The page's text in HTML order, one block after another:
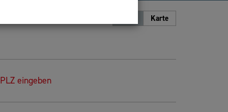
Karte
eingeben